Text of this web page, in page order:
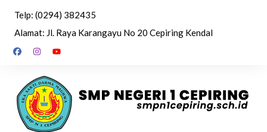
content
Telp: (0294) 382435
Alamat: Jl. Raya Karangayu No 20 Cepiring Kendal